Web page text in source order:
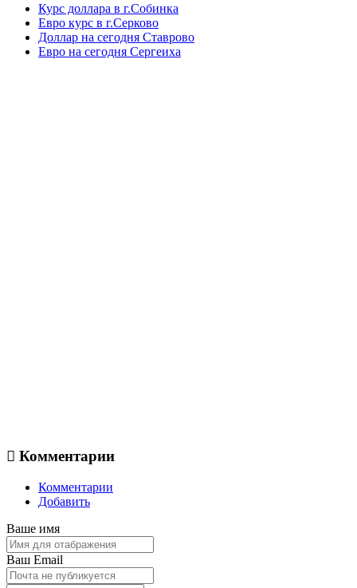
Курс доллара в г.Собинка
Евро курс в г.Серково
Доллар на сегодня Ставрово
Евро на сегодня Сергеиха
Комментарии
Комментарии
Добавить
Ваше имя
Ваш Email